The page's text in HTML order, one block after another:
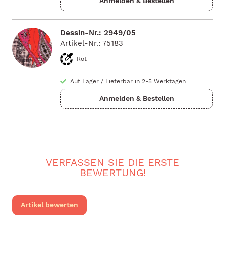
Dessin-Nr.: 2949/05
Artikel-Nr.: 75183
Rot
Auf Lager / Lieferbar in 2-5 Werktagen
VERFASSEN SIE DIE ERSTE
BEWERTUNG!
Artikel bewerten